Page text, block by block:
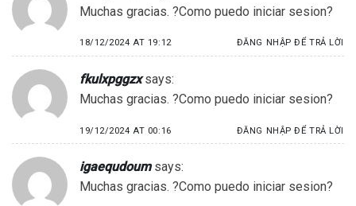
Muchas gracias. ?Como puedo iniciar sesion?
18/12/2024 AT 19:12 ĐĂNG NHẬP ĐỂ TRẢ LỜI
fkulxpggzx says:
Muchas gracias. ?Como puedo iniciar sesion?
19/12/2024 AT 00:16 ĐĂNG NHẬP ĐỂ TRẢ LỜI
igaequdoum says:
Muchas gracias. ?Como puedo iniciar sesion?